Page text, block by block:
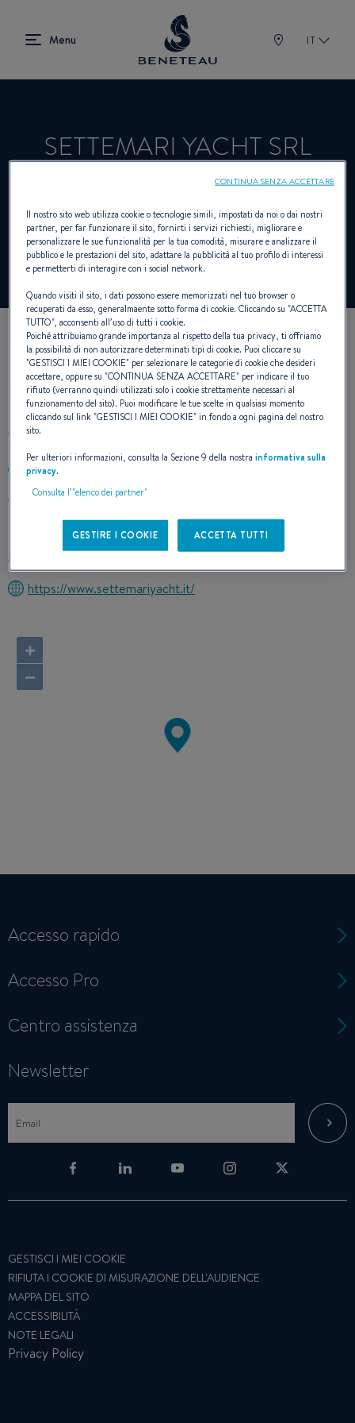
IT
SETTEMARI YACHT SRL
Rivenditori Vela, Entrobordo, First per
BENETEAU
I NOSTRI DETTAGLI DI
CONTATTO
+390192060061
MARINA DI VARAZZE VIA MAESTRI D'ASCIA 10
17019 VARAZZE
https://www.settemariyacht.it/
+
−
Accesso rapido
Accesso Pro
Centro assistenza
Newsletter
GESTISCI I MIEI COOKIE
RIFIUTA I COOKIE DI MISURAZIONE DELL'AUDIENCE
MAPPA DEL SITO
ACCESSIBILITÀ
NOTE LEGALI
Privacy Policy
Il nostro sito web utilizza cookie o tecnologie simili, impostati da noi o dai nostri
partner, per far funzionare il sito, fornirti i servizi richiesti, migliorare e
personalizzare le sue funzionalità per la tua comodità, misurare e analizzare il
pubblico e le prestazioni del sito, adattare la pubblicità al tuo profilo di interessi
e permetterti di interagire con i social network.
Quando visiti il sito, i dati possono essere memorizzati nel tuo browser o
recuperati da esso, generalmaente sotto forma di cookie. Cliccando su "ACCETTA
TUTTO", acconsenti all’uso di tutti i cookie.
Poiché attribuiamo grande importanza al rispetto della tua privacy, ti offriamo
la possibilità di non autorizzare determinati tipi di cookie. Puoi cliccare su
"GESTISCI I MIEI COOKIE" per selezionare le categorie di cookie che desideri
accettare, oppure su "CONTINUA SENZA ACCETTARE" per indicare il tuo
rifiuto (verranno quindi utilizzati solo i cookie strettamente necessari al
funzionamento del sito). Puoi modificare le tue scelte in qualsiasi momento
cliccando sul link "GESTISCI I MIEI COOKIE" in fondo a ogni pagina del nostro
sito.
Per ulteriori informazioni, consulta la Sezione 9 della nostrainformativa sulla
privacy.
Consulta l’"elenco dei partner"
GESTIRE I COOKIE ACCETTA TUTTI
CONTINUA SENZA ACCETTARE